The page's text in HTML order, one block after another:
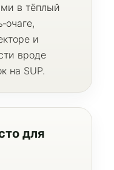
в тёплый
и
вроде
на SUP.
для